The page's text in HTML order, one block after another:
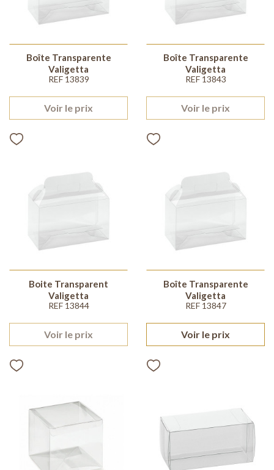
Boîte Transparente
Valigetta
REF 13839
Voir le prix
Boîte Transparente
Valigetta
REF 13843
Voir le prix
Boite Transparent
Valigetta
REF 13844
Voir le prix
Boîte Transparente
Valigetta
REF 13847
Voir le prix